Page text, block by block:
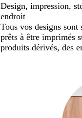
Design, impression,
endroit
Tous vos designs
prêts à être imprimés
produits dérivés, des